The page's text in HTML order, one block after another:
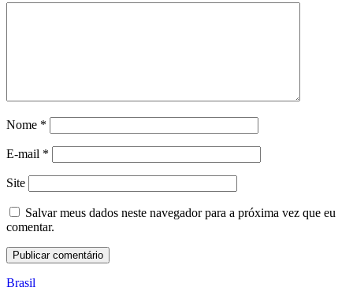
Nome *
E-mail *
Site
Salvar meus dados neste navegador para a próxima vez que eu
comentar.
Brasil